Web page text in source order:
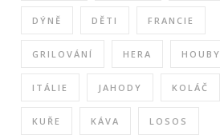
DÝNĚ DĚTI FRANCIE
GRILOVÁNÍ HERA HOUBY
ITÁLIE JAHODY KOLÁČ
KUŘE KÁVA LOSOS